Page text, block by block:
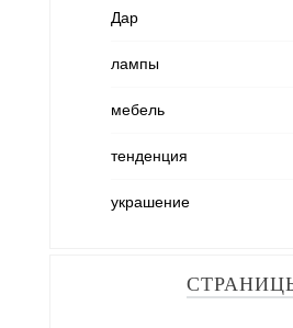
Дар
лампы
мебель
тенденция
украшение